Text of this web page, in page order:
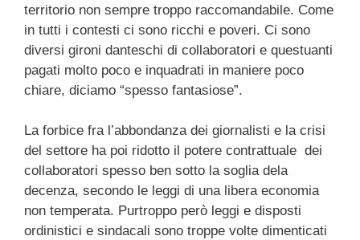
territorio non sempre troppo raccomandabile. Come
in tutti i contesti ci sono ricchi e poveri. Ci sono
diversi gironi danteschi di collaboratori e questuanti
pagati molto poco e inquadrati in maniere poco
chiare, diciamo “spesso fantasiose”.
La forbice fra l’abbondanza dei giornalisti e la crisi
del settore ha poi ridotto il potere contrattuale dei
collaboratori spesso ben sotto la soglia dela
decenza, secondo le leggi di una libera economia
non temperata. Purtroppo però leggi e disposti
ordinistici e sindacali sono troppe volte dimenticati